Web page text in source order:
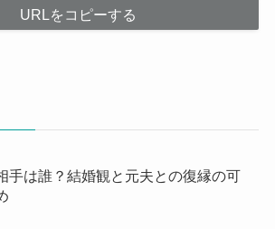
URLをコピーする
手は誰？結婚観と元夫との復縁の可